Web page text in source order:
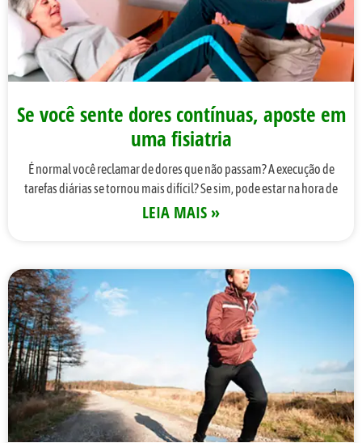
Se você sente dores contínuas, aposte em
uma fisiatria
É normal você reclamar de dores que não passam? A execução de
tarefas diárias se tornou mais difícil? Se sim, pode estar na hora de
LEIA MAIS »